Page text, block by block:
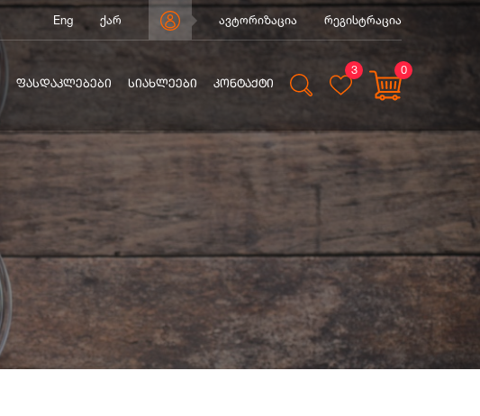
Eng ქარ ავტორიზაცია რეგისტრაცია
3
0
ᲤᲐᲡᲓᲐᲙᲚᲔᲑᲔᲑᲘ ᲡᲘᲐᲮᲚᲔᲔᲑᲘ ᲙᲝᲜᲢᲐᲥᲢᲘ